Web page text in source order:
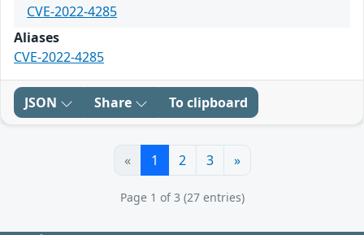
CVE-2022-4285
Aliases
CVE-2022-4285
JSON Share To clipboard
« 1 2 3 »
Page 1 of 3 (27 entries)